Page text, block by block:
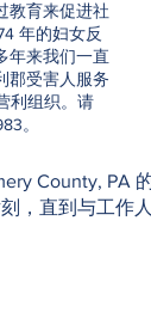
教育来促进社
年的妇女反
年来我们一直
郡受害人服务
利组织。请
。
County, PA
，直到与工作